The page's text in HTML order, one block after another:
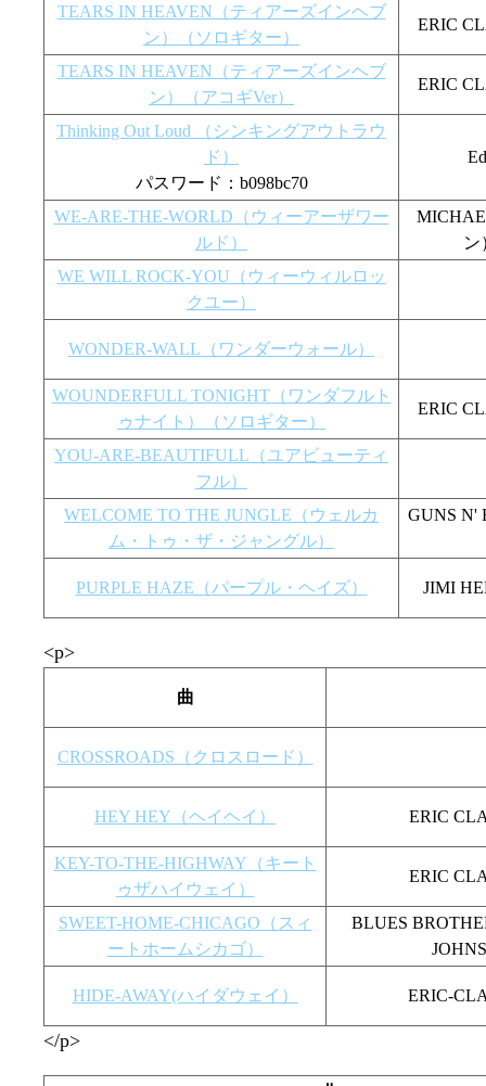
TEARS IN HEAVEN（ティアーズインヘブ
ン）（ソロギター）
ERIC
TEARS IN HEAVEN（ティアーズインヘブ
ン）（アコギVer）
ERIC
Thinking Out Loud （シンキングアウトラウ
ド）
パスワード：b098bc70
WE-ARE-THE-WORLD（ウィーアーザワー
ルド）
ン
WE WILL ROCK-YOU（ウィーウィルロッ
クユー）
WONDER-WALL（ワンダーウォール）
WOUNDERFULL TONIGHT（ワンダフルト
ゥナイト）（ソロギター）
ERIC
YOU-ARE-BEAUTIFULL（ユアビューティ
フル）
WELCOME TO THE JUNGLE（ウェルカ
ム・トゥ・ザ・ジャングル）
GUNS N'
PURPLE HAZE（パープル・ヘイズ） JIMI
<p>
曲
CROSSROADS（クロスロード）
HEY HEY（ヘイヘイ） ERIC
KEY-TO-THE-HIGHWAY（キート
ゥザハイウェイ）
ERIC
SWEET-HOME-CHICAGO（スィ
ートホームシカゴ）
BLUES
HIDE-AWAY(ハイダウェイ） ERIC-
</p>